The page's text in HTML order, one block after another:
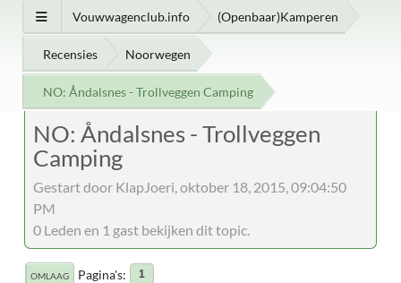
Vouwwagenclub.info (Openbaar)Kamperen
Recensies Noorwegen
NO: Åndalsnes - Trollveggen Camping
NO: Åndalsnes - Trollveggen
Camping
Gestart door KlapJoeri, oktober 18, 2015, 09:04:50
PM
0 Leden en 1 gast bekijken dit topic.
OMLAAG Pagina's 1